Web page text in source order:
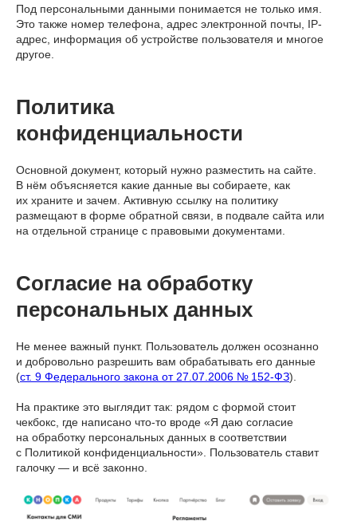
Под персональными данными понимается не только имя.
Это также номер телефона, адрес электронной почты, IP-
адрес, информация об устройстве пользователя и многое
другое.
Политика
конфиденциальности
Основной документ, который нужно разместить на сайте.
В нём объясняется какие данные вы собираете, как
их храните и зачем. Активную ссылку на политику
размещают в форме обратной связи, в подвале сайта или
на отдельной странице с правовыми документами.
Согласие на обработку
персональных данных
Не менее важный пункт. Пользователь должен осознанно
и добровольно разрешить вам обрабатывать его данные
(ст. 9 Федерального закона от 27.07.2006 № 152-ФЗ).
На практике это выглядит так: рядом с формой стоит
чекбокс, где написано что-то вроде «Я даю согласие
на обработку персональных данных в соответствии
с Политикой конфиденциальности». Пользователь ставит
галочку — и всё законно.